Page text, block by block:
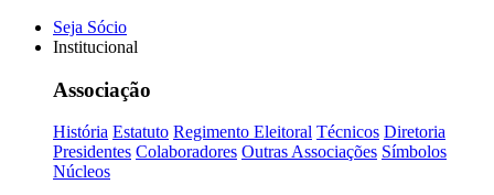
Seja Sócio
Institucional
Associação
História Estatuto Regimento Eleitoral Técnicos Diretoria
Presidentes Colaboradores Outras Associações Símbolos
Núcleos